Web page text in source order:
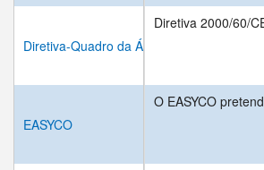
Diretiva 2000/60/
O EASYCO
Diretiva-Quadro da Água (DQA)
EASYCO